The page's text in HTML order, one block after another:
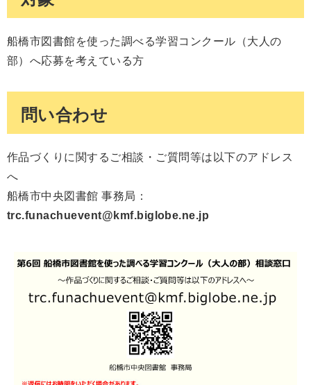
船橋市図書館を使った調べる学習コンクール（大人の
部）へ応募を考えている方
問い合わせ
作品づくりに関するご相談・ご質問等は以下のアドレス
へ
船橋市中央図書館 事務局：
trc.funachuevent@kmf.biglobe.ne.jp